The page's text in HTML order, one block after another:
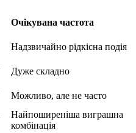
Очікувана частота
Надзвичайно рідкісна подія
Дуже складно
Можливо, але не часто
Найпоширеніша виграшна
комбінація